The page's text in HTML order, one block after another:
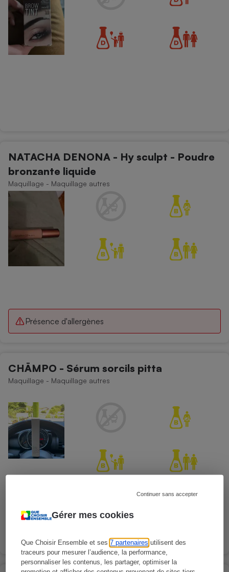
Gérer mes cookies
Que Choisir Ensemble et ses7 partenaires utilisent des
traceurs pour mesurer l’audience, la performance,
personnaliser les contenus, les partager, optimiser la
Continuer sans accepter
NATACHA DENONA - Hy sculpt - Poudre
bronzante liquide
Maquillage - Maquillage autres
Présence d'allergènes
CHĀMPO - Sérum sorcils pitta
Maquillage - Maquillage autres